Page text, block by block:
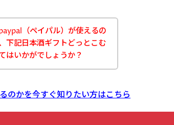
（ペイパル）が使えるの
下記日本酒ギフトどっとこむ
はいかがでしょうか？
のかを今すぐ知りたい方はこちら